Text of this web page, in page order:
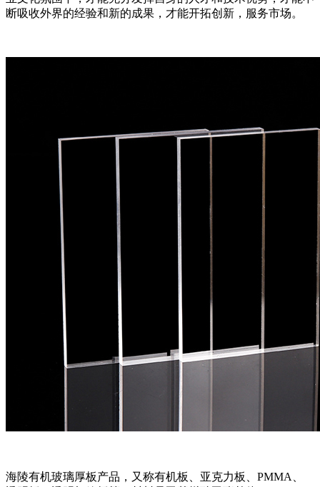
断吸收外界的经验和新的成果，才能开拓创新，服务市场。
海陵有机玻璃厚板产品，又称有机板、亚克力板、PMMA、